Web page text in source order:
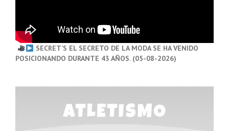
SECRET’S EL SECRETO DE LA MODA SE HA VENIDO
POSICIONANDO DURANTE 43 AÑOS. (05-08-2026)